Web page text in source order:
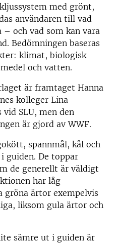
med grönt,
användaren till vad
och vad som kan vara
Bedömningen baseras
klimat, biologisk
och vatten.
är framtaget Hanna
kolleger Lina
vid SLU, men den
är gjord av WWF.
spannmål, kål och
guiden. De toppar
de generellt är väldigt
har låg
gröna ärtor exempelvis
liksom gula ärtor och
sämre ut i guiden är